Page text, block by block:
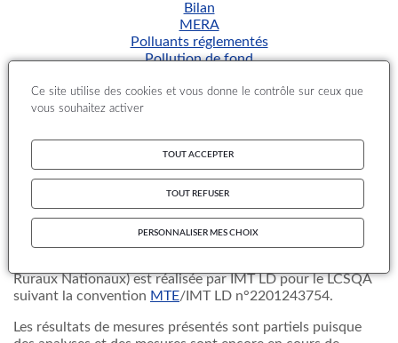
Bilan
MERA
Polluants réglementés
Pollution de fond
Thématique
Appui au ministère
a pour but de présenter les activités en lien avec
l'observatoire MERA et les résultats de mesure provisoires
sur l'année en cours pour les stations rurales nationales. Il
fait état du suivi au long terme de la pollution
de surveillance de la qualité de l'air.
Ruraux Nationaux) est réalisée par IMT LD pour le LCSQA
suivant la convention MTE/IMT LD n°2201243754.
Les résultats de mesures présentés sont partiels puisque
Ce site utilise des cookies et vous donne le contrôle sur ceux que
vous souhaitez activer
TOUT ACCEPTER
TOUT REFUSER
PERSONNALISER MES CHOIX